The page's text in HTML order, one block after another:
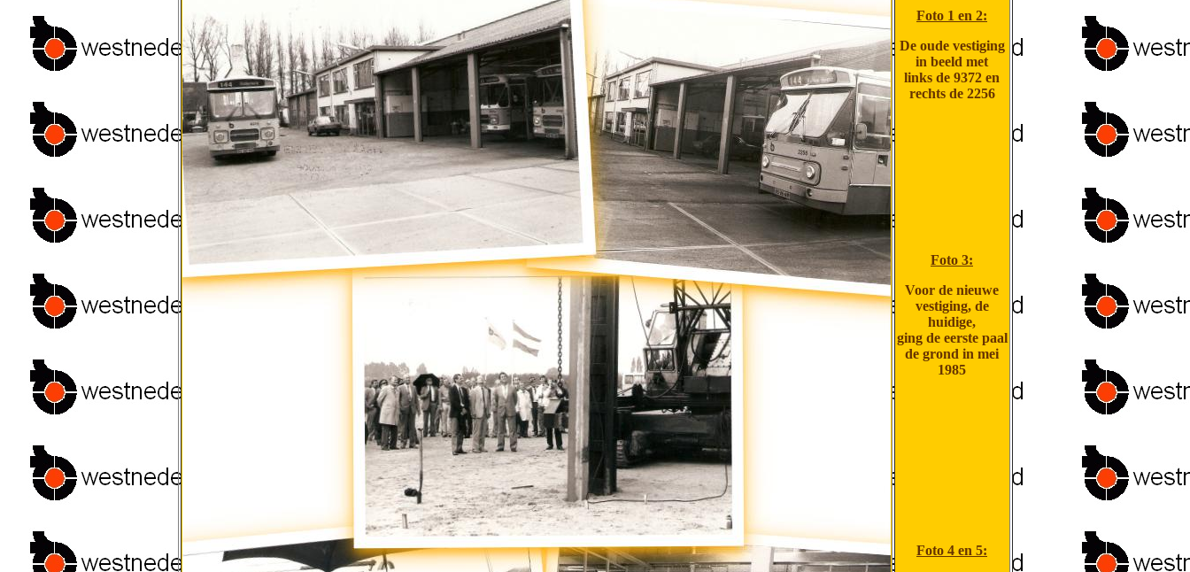
Foto 1 en 2:
De oude vestiging
in beeld met
links de 9372 en
rechts de 2256
Foto 3:
Voor de nieuwe
vestiging, de
huidige,
ging de eerste paal
de grond in mei
1985
Foto 4 en 5: